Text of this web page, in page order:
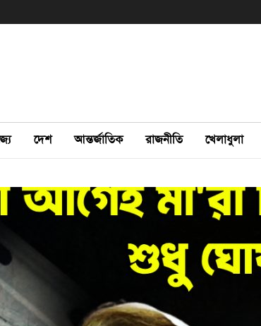
দেশ আন্তর্জাতিক রাজনীতি খেলাধুলা